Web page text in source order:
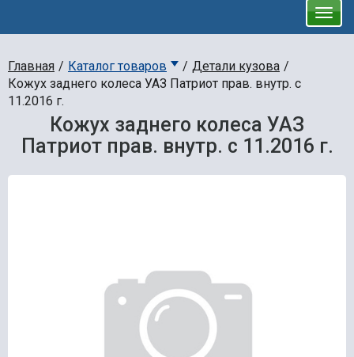
Главная Каталог товаров
Детали кузова
Кожух заднего колеса УАЗ Патриот прав. внутр. с
11.2016 г.
Кожух заднего колеса УАЗ
Патриот прав. внутр. с 11.2016 г.